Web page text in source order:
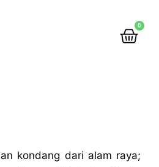
0
kondang dari alam raya;